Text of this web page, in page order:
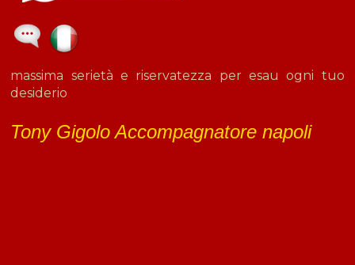
massima serietà e riservatezza per esau ogni tuo
desiderio
Tony Gigolo Accompagnatore napoli